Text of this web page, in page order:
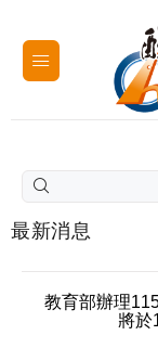
最新消息
教育部辦理
將於